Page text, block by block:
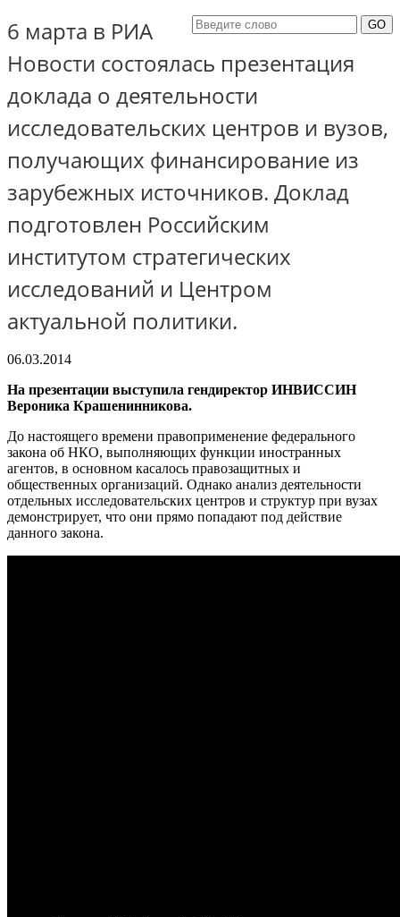
6 марта в РИА
Новости состоялась презентация
доклада о деятельности
исследовательских центров и вузов,
получающих финансирование из
зарубежных источников. Доклад
подготовлен Российским
институтом стратегических
исследований и Центром
актуальной политики.
06.03.2014
На презентации выступила гендиректор ИНВИССИН
Вероника Крашенинникова.
До настоящего времени правоприменение федерального
закона об НКО, выполняющих функции иностранных
агентов, в основном касалось правозащитных и
общественных организаций. Однако анализ деятельности
отдельных исследовательских центров и структур при вузах
демонстрирует, что они прямо попадают под действие
данного закона.